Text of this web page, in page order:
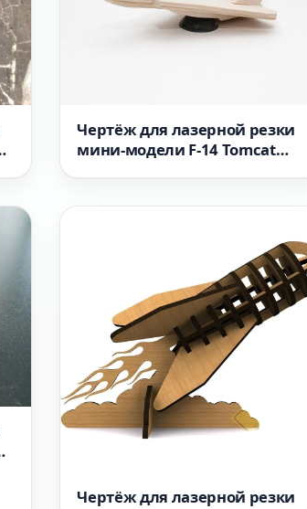
Чертёж для лазерной резки
мини-модели F-14 Tomcat
Чертёж для лазерной резки